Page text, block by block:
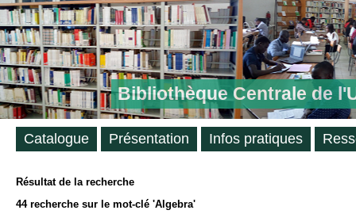
Bibliothèque Centrale de
Résultat de la recherche
44recherche sur le mot-clé 'Algebra'
Catalogue Présentation Infos pratiques